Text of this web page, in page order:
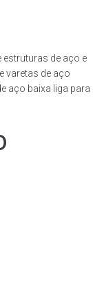
estruturas de aço e
varetas de aço
aço baixa liga para